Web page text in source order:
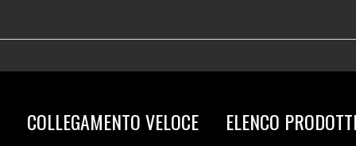
COLLEGAMENTO VELOCE ELENCO PRODOTTI